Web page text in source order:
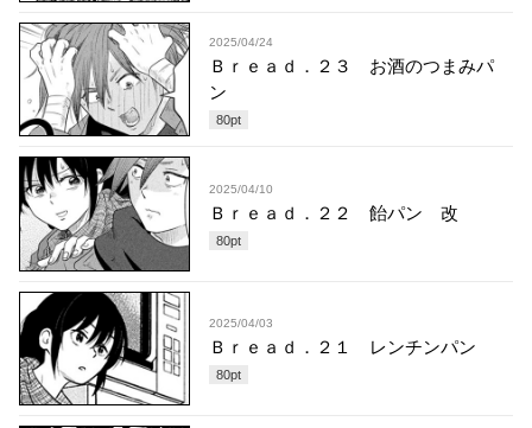
2025/04/24
Ｂｒｅａｄ．２３ お酒のつまみパ
ン
80pt
2025/04/10
Ｂｒｅａｄ．２２ 飴パン 改
80pt
2025/04/03
Ｂｒｅａｄ．２１ レンチンパン
80pt